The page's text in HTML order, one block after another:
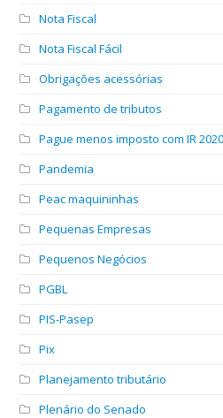
Nota Fiscal
Nota Fiscal Fácil
Obrigações acessórias
Pagamento de tributos
Pague menos imposto com IR 2020
Pandemia
Peac maquininhas
Pequenas Empresas
Pequenos Negócios
PGBL
PIS-Pasep
Pix
Planejamento tributário
Plenário do Senado